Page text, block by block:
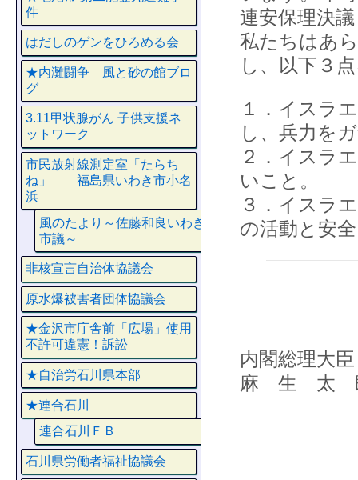
連安保理決
私たちはあ
し、以下３
１．イスラ
し、兵力を
２．イスラ
いこと。
３．イスラ
の活動と安
内閣総理大
麻 生 太
件
はだしのゲンをひろめる会
★内灘闘争 風と砂の館ブロ
グ
3.11甲状腺がん 子供支援ネ
ットワーク
市民放射線測定室「たらち
ね」 福島県いわき市小名
浜
風のたより～佐藤和良いわき
市議～
非核宣言自治体協議会
原水爆被害者団体協議会
★金沢市庁舎前「広場」使用
不許可違憲！訴訟
★自治労石川県本部
★連合石川
連合石川ＦＢ
石川県労働者福祉協議会